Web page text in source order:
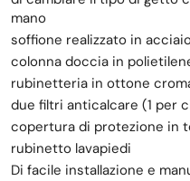
mano
soffione realizzato in
colonna doccia in
rubinetteria in ottone
due filtri anticalcare (1 per
copertura di protezione in
rubinetto lavapiedi
Di facile installazione e